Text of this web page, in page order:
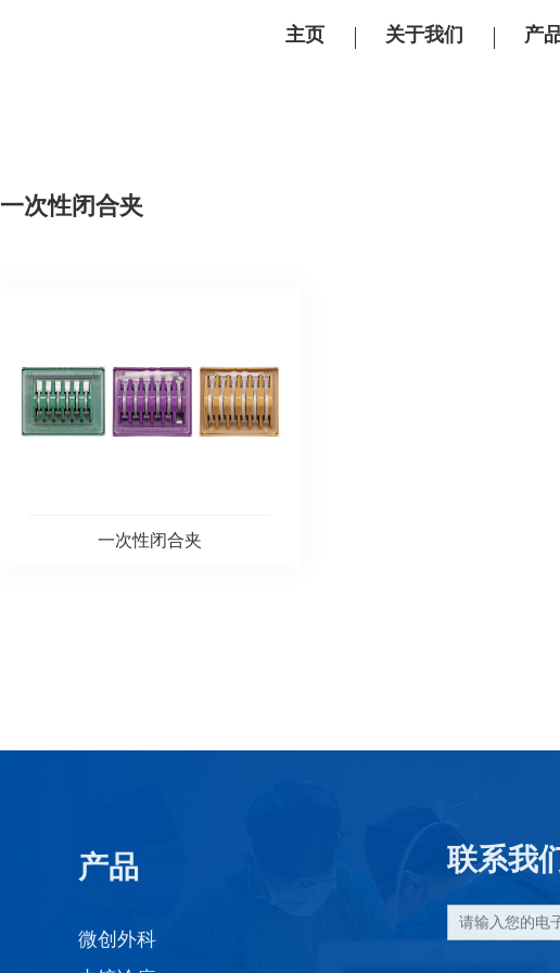
主页 关于我们 产
一次性闭合夹
一次性闭合夹
产品
微创外科
联系我